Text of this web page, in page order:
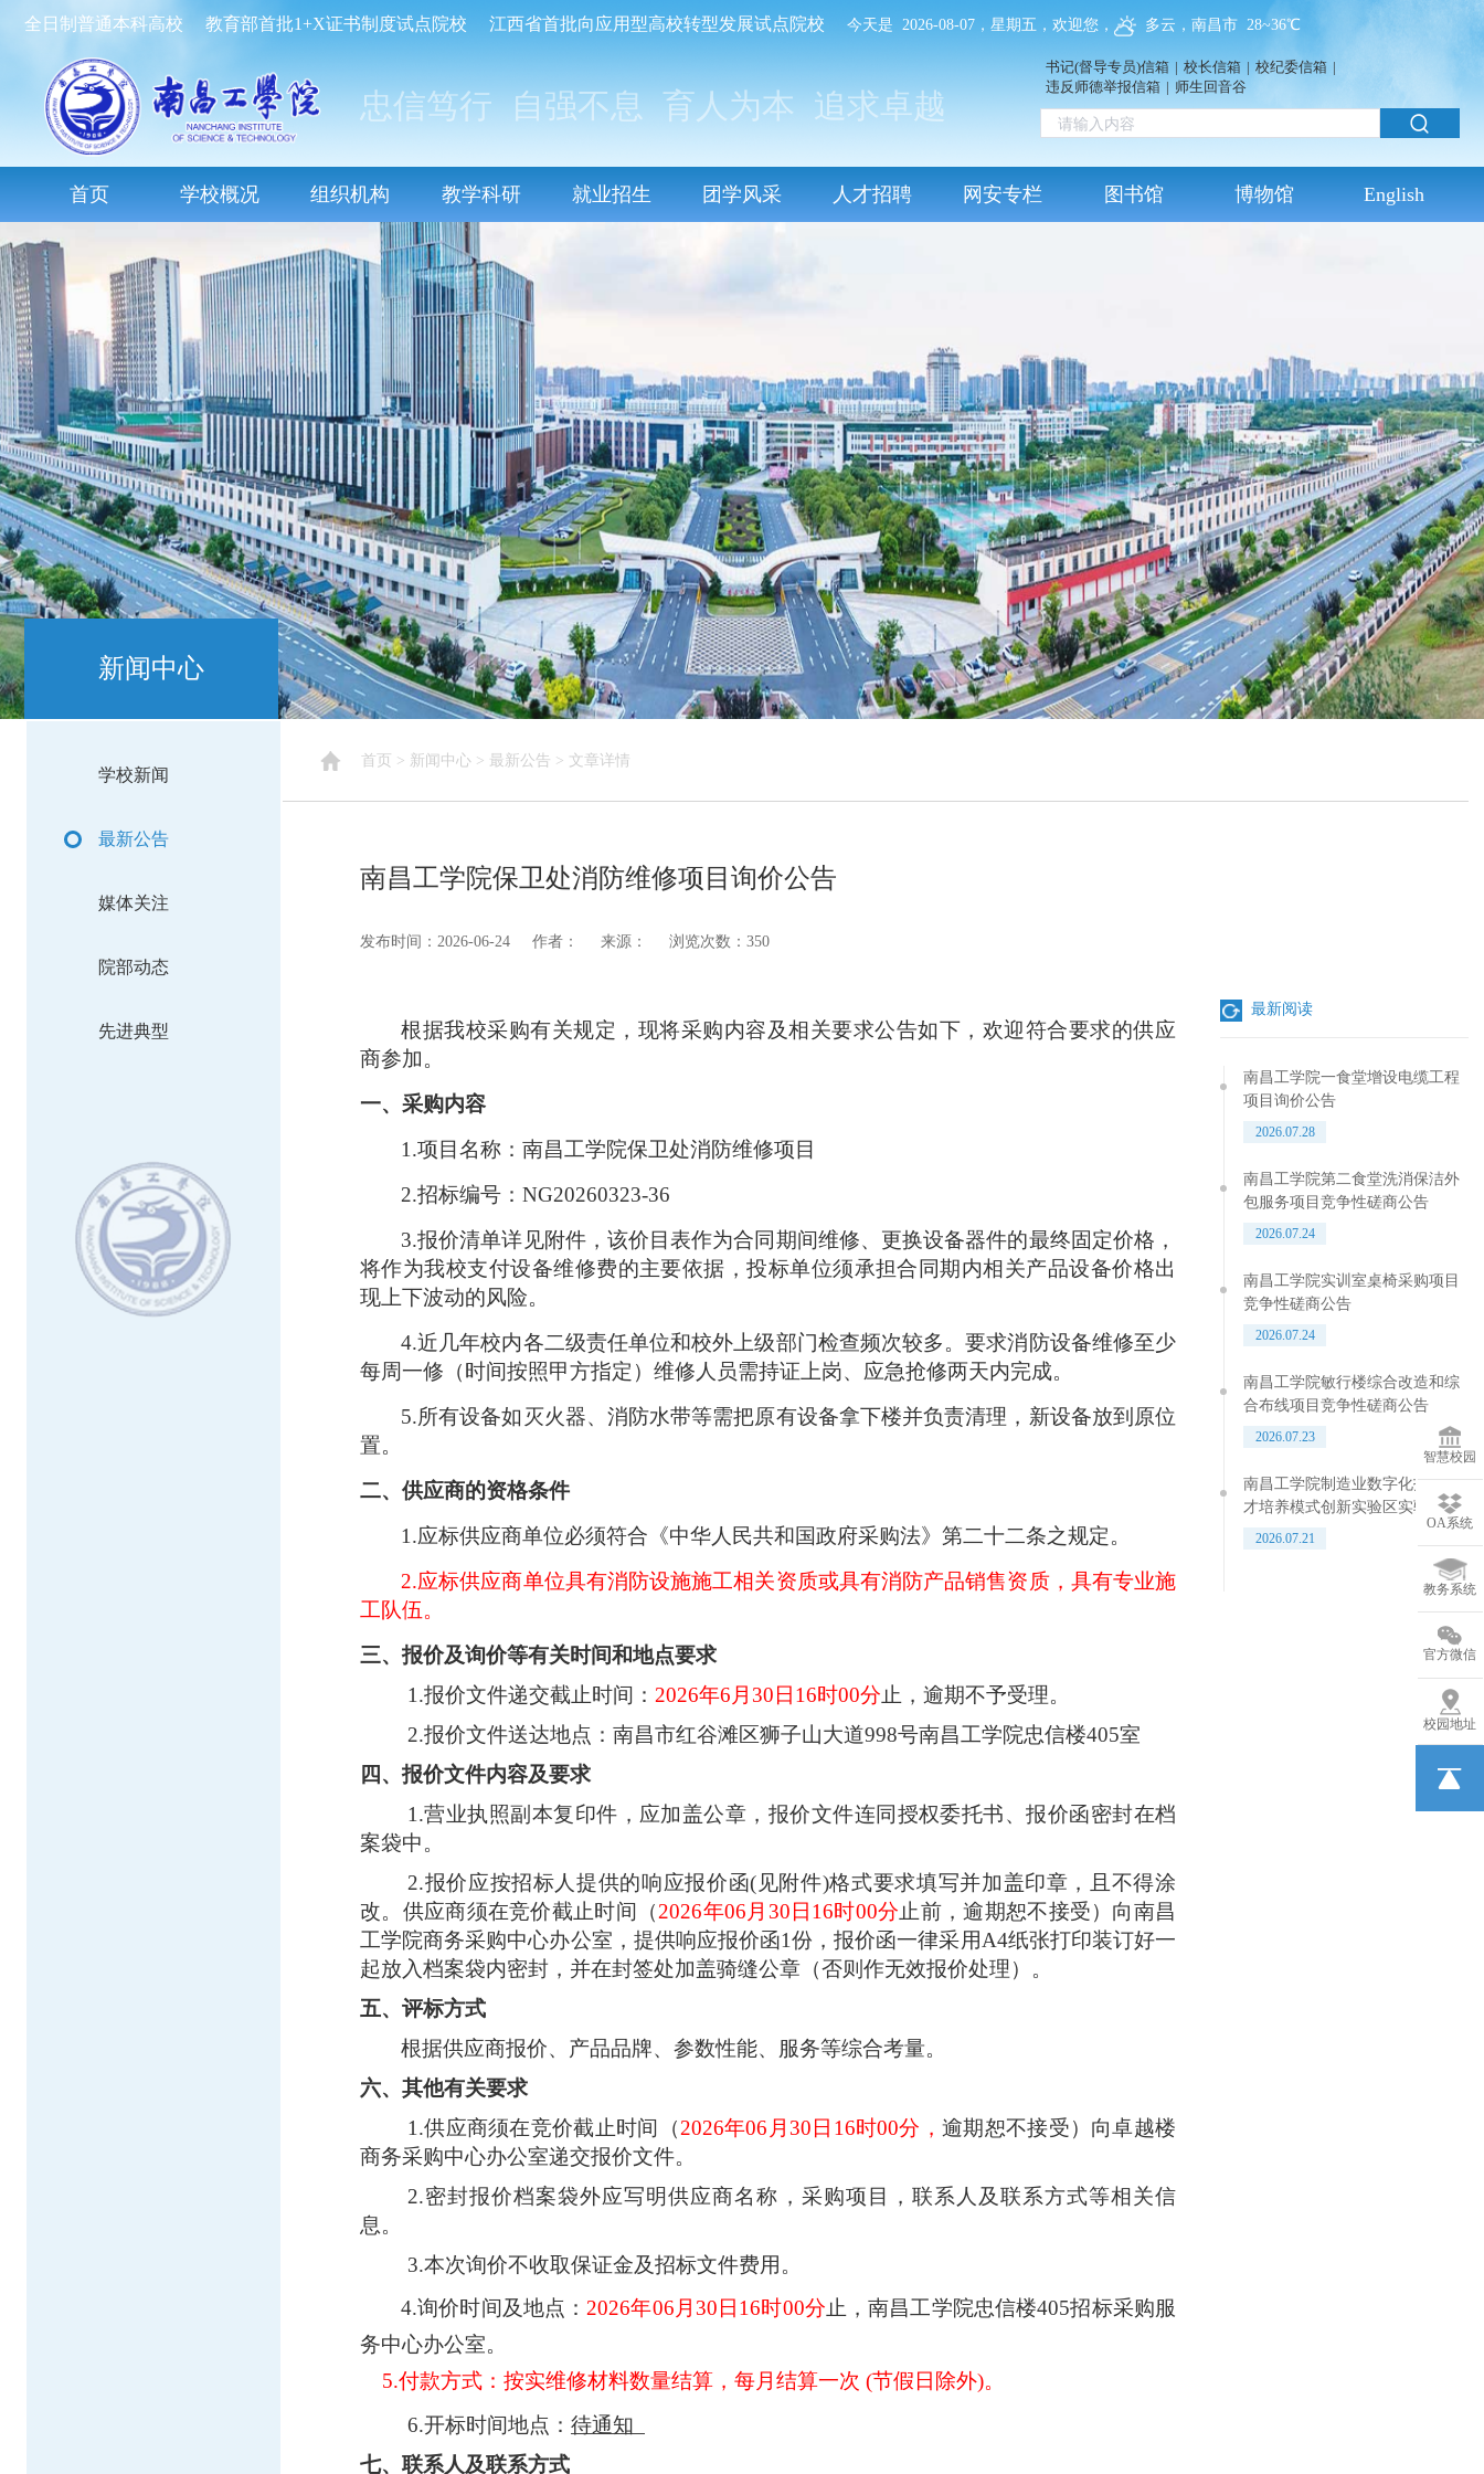
全日制普通本科高校 教育部首批1+X证书制度试点院校 江西省首批向应用型高校转型发展试点院校 今天是 2026-08-07，星期五，欢迎您， 多云，南昌市 28~36℃
忠信笃行 自强不息 育人为本 追求卓越
书记(督导专员)信箱 | 校长信箱 | 校纪委信箱 |
违反师德举报信箱 | 师生回音谷
首页 学校概况 组织机构 教学科研 就业招生 团学风采 人才招聘 网安专栏 图书馆 博物馆 English
智慧校园
OA系统
教务系统
官方微信
校园地址
新闻中心
学校新闻
最新公告
媒体关注
院部动态
先进典型
首页 > 新闻中心 > 最新公告 > 文章详情
南昌工学院保卫处消防维修项目询价公告
发布时间：2026-06-24 作者： 来源： 浏览次数：350
根据我校采购有关规定，现将采购内容及相关要求公告如下，欢迎符合要求的供应
商参加。
一、采购内容
1.项目名称：南昌工学院保卫处消防维修项目
2.招标编号：NG20260323-36
3.报价清单详见附件，该价目表作为合同期间维修、更换设备器件的最终固定价格，
将作为我校支付设备维修费的主要依据，投标单位须承担合同期内相关产品设备价格出
现上下波动的风险。
4.近几年校内各二级责任单位和校外上级部门检查频次较多。要求消防设备维修至少
每周一修（时间按照甲方指定）维修人员需持证上岗、应急抢修两天内完成。
5.所有设备如灭火器、消防水带等需把原有设备拿下楼并负责清理，新设备放到原位
置。
二、供应商的资格条件
1.应标供应商单位必须符合《中华人民共和国政府采购法》第二十二条之规定。
2.应标供应商单位具有消防设施施工相关资质或具有消防产品销售资质，具有专业施
工队伍。
三、报价及询价等有关时间和地点要求
1.报价文件递交截止时间： 2026年6 月 30 日 16时00分 止，逾期不予受理。
2.报价文件送达地点： 南昌市红谷滩区狮子山大道998号南昌工学院忠信楼405室
四、报价文件内容及要求
1.营业执照副本复印件，应加盖公章，报价文件连同授权委托书、报价函密封在档
案袋中。
2.报价应按招标人提供的响应报价函(见附件)格式要求填写并加盖印章，且不得涂
改。供应商须在竞价截止时间（2026年06 月 30 日 16时00分 止前，逾期恕不接受）向南昌
工学院商务采购中心办公室，提供响应报价函1份，报价函一律采用A4纸张打印装订好一
起放入档案袋内密封，并在封签处加盖骑缝公章（否则作无效报价处理）。
五、评标方式
根据供应商报价、产品品牌、参数性能、服务等综合考量。
六、其他有关要求
1.供应商须在竞价截止时间（2026年06 月 30 日 16时00分，逾期恕不接受）向卓越楼
商务采购中心办公室递交报价文件。
2.密封报价档案袋外应写明供应商名称，采购项目，联系人及联系方式等相关信
息。
3.本次询价不收取保证金及招标文件费用。
4.询价时间及地点： 2026年06 月 30 日 16时00分 止，南昌工学院忠信楼405招标采购服
务中心办公室。
5.付款方式： 按实维修材料数量结算 ，每月结算一次 (节假日除外)。
6.开标时间地点： 待通知
七、联系人及联系方式
最新阅读
南昌工学院一食堂增设电缆工程
项目询价公告
2026.07.28
南昌工学院第二食堂洗消保洁外
包服务项目竞争性磋商公告
2026.07.24
南昌工学院实训室桌椅采购项目
竞争性磋商公告
2026.07.24
南昌工学院敏行楼综合改造和综
合布线项目竞争性磋商公告
2026.07.23
南昌工学院制造业数字化技术人
才培养模式创新实验区实验室多
媒体设备采购项目竞争性磋商公
2026.07.21